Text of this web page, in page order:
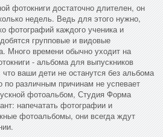
фотокниги достаточно длителен, он
недель. Ведь для этого нужно,
фотографий каждого ученика и
групповые и видовые
Много времени обычно уходит на
- альбома для выпускников
ваши дети не останутся без альбома
по различным причинам не успевает
фотоальбом, Студия Форма
напечатать фотографии и
фотоальбомы, они всегда ждут